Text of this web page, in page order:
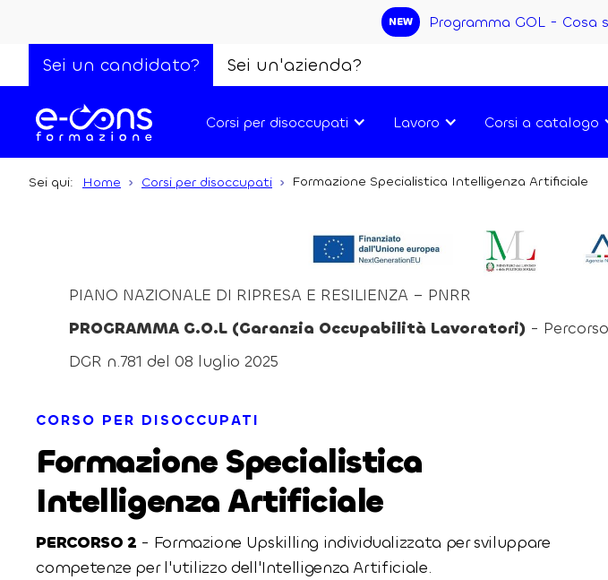
NEW Programma GOL - Cosa
Sei un candidato? Sei un'azienda?
Corsi per disoccupati Lavoro Corsi a catalogo
Sei qui: Home Corsi per disoccupati Formazione Specialistica Intelligenza Artificiale
PIANO NAZIONALE DI RIPRESA E RESILIENZA – PNRR
PROGRAMMA G.O.L (Garanzia Occupabilità Lavoratori) -
DGR n.781 del 08 luglio 2025
CORSO PER DISOCCUPATI
Formazione Specialistica
Intelligenza Artificiale
PERCORSO 2 - Formazione Upskilling individualizzata per sviluppare
competenze per l'utilizzo dell'Intelligenza Artificiale.